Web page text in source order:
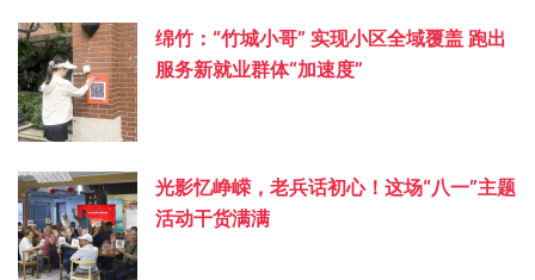
绵竹：“竹城小哥” 实现小区全域覆盖 跑出
服务新就业群体“加速度”
光影忆峥嵘，老兵话初心！这场“八一”主题
活动干货满满